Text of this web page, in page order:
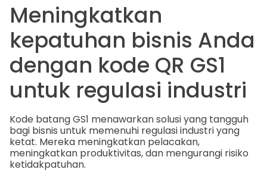
Meningkatkan
kepatuhan bisnis Anda
dengan kode QR GS1
untuk regulasi industri
Kode batang GS1 menawarkan solusi yang tangguh
bagi bisnis untuk memenuhi regulasi industri yang
ketat. Mereka meningkatkan pelacakan,
meningkatkan produktivitas, dan mengurangi risiko
ketidakpatuhan.